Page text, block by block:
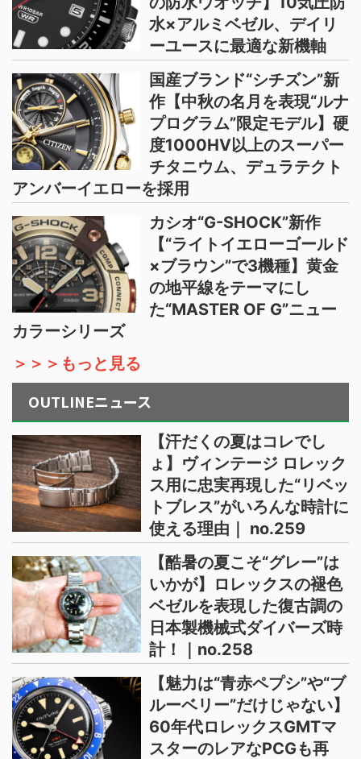
水×アルミベゼル、デイリ
ーユースに最適な新機軸
国産ブランド“シチズン”新
作【中秋の名月を表現“ルナ
プログラム”限定モデル】硬
度1000HV以上のスーパー
チタニウム、デュラテクト
アンバーイエローを採用
カシオ“G-SHOCK”新作
【“ライトイエローゴールド
×ブラウン”で3機種】黄金
の地平線をテーマにし
た“MASTER OF G”ニュー
カラーシリーズ
＞＞＞もっと見る
OUTLINEニュース
【汗だくの夏はコレでし
ょ】ヴィンテージ ロレック
ス用に忠実再現した“リベッ
トブレス”がいろんな時計に
使える理由｜ no.259
【酷暑の夏こそ“グレー”は
いかが】ロレックスの褪色
ベゼルを表現した復古調の
日本製機械式ダイバーズ時
計！｜no.258
【魅力は“青赤ペプシ”や“ブ
ルーベリー”だけじゃない】
60年代ロレックスGMTマ
スターのレアなPCGも再